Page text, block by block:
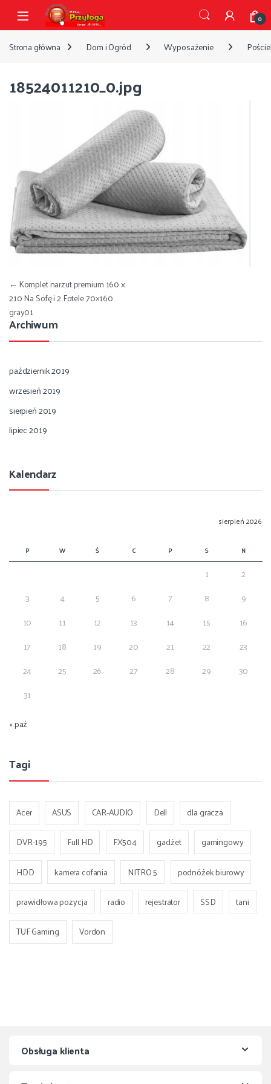
Przejdź do nawigacji
Przejdź do treści
Open 0
Strona główna Dom i Ogród Wyposażenie
18524011210_0.jpg
Nawigacja wpisu
← Komplet narzut premium 160 x
210 Na Sofę i 2 Fotele 70×160
gray01
Archiwum
październik 2019
wrzesień 2019
sierpień 2019
lipiec 2019
Kalendarz
sierpień 2026
P W Ś C P S N
1
2
3
4 5 6 7 8
9
10
11 12 13 14 15
16
17
18 19 20 21 22
23
24
25 26 27 28 29
30
31
« paź
Tagi
Acer ASUS CAR-AUDIO Dell
dla gracza
DVR-195
Full HD FX504 gadżet
gamingowy
HDD
kamera cofania NITRO 5
podnóżek biurowy
prawidłowa pozycja
radio rejestrator SSD
tani
TUF Gaming
Vordon
Obsługa klienta